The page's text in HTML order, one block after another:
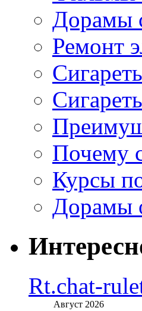
Дорамы
Ремонт
Почему
Курсы
Дорамы
Rt.chat-
Август 2026